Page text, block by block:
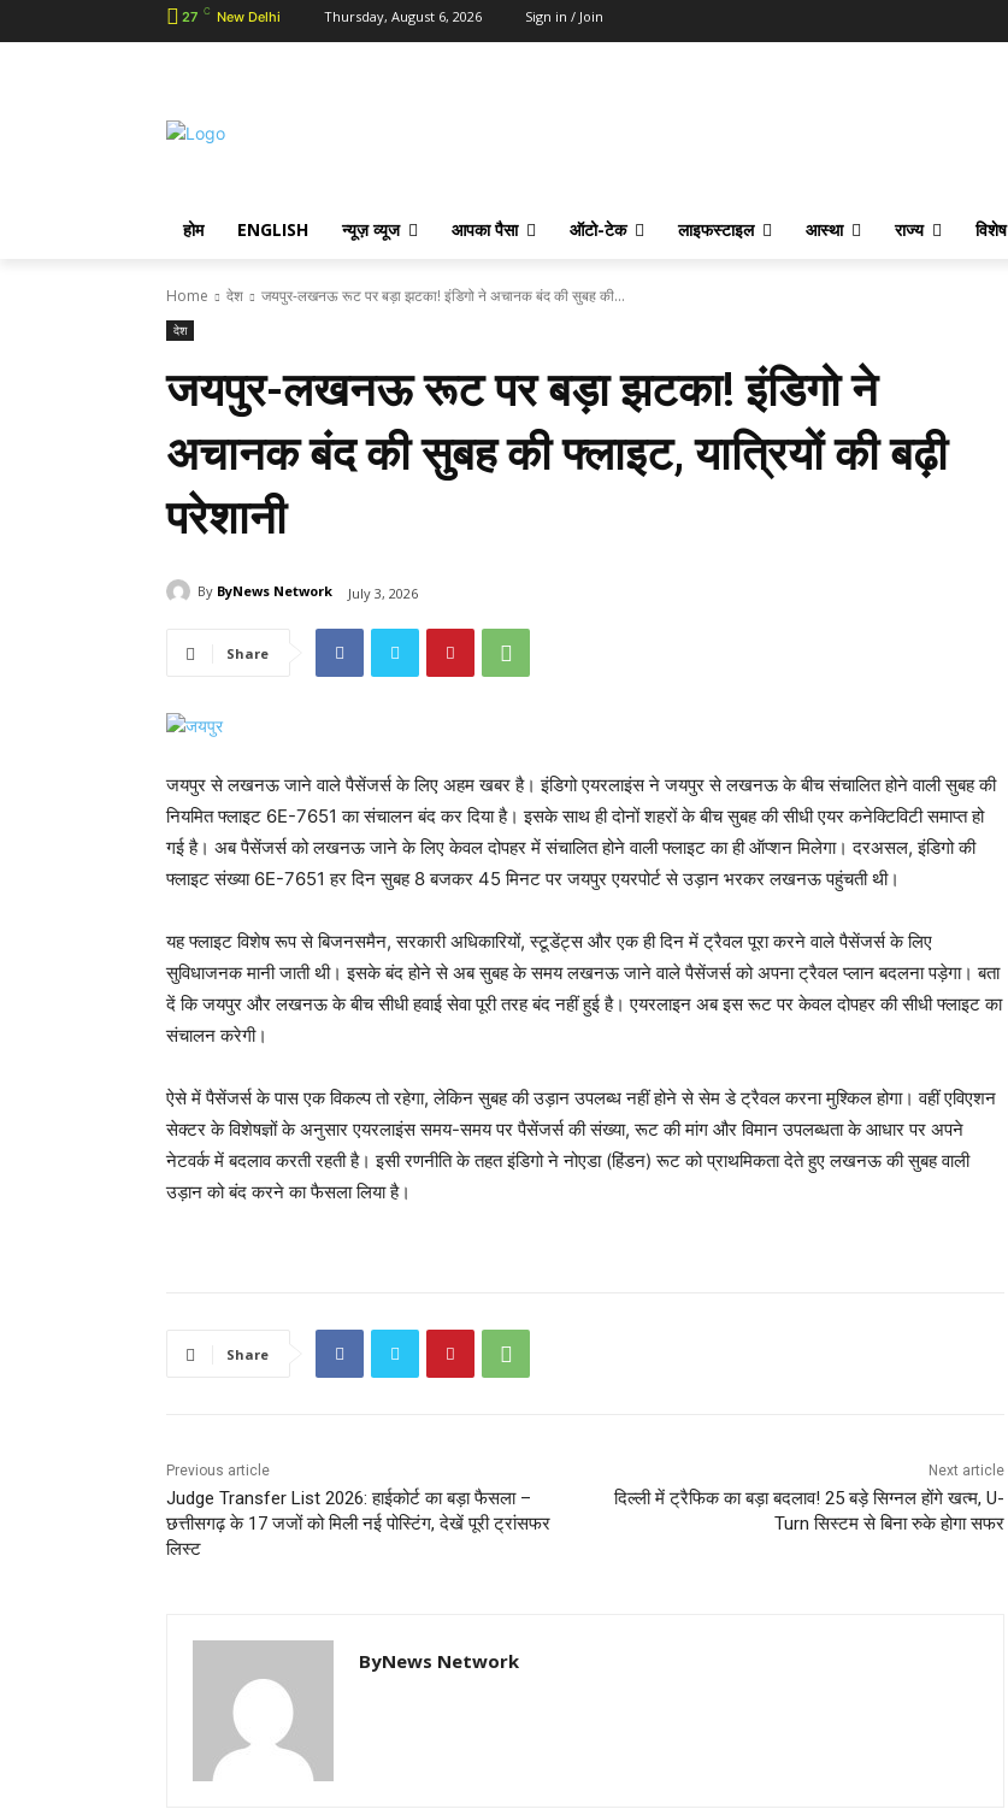
27 C New Delhi Thursday, August 6, 2026 Sign in / Join
होम ENGLISH न्यूज़ व्यूज आपका पैसा ऑटो-टेक लाइफस्टाइल आस्था राज्य विशेष
Home देश जयपुर-लखनऊ रूट पर बड़ा झटका! इंडिगो ने अचानक बंद की सुबह की...
देश
जयपुर-लखनऊ रूट पर बड़ा झटका! इंडिगो ने
अचानक बंद की सुबह की फ्लाइट, यात्रियों की बढ़ी
परेशानी
By ByNews Network July 3, 2026
Share
जयपुर से लखनऊ जाने वाले पैसेंजर्स के लिए अहम खबर है। इंडिगो एयरलाइंस ने जयपुर से लखनऊ के बीच संचालित होने वाली सुबह की
नियमित फ्लाइट 6E-7651 का संचालन बंद कर दिया है। इसके साथ ही दोनों शहरों के बीच सुबह की सीधी एयर कनेक्टिविटी समाप्त हो
गई है। अब पैसेंजर्स को लखनऊ जाने के लिए केवल दोपहर में संचालित होने वाली फ्लाइट का ही ऑप्शन मिलेगा। दरअसल, इंडिगो की
फ्लाइट संख्या 6E-7651 हर दिन सुबह 8 बजकर 45 मिनट पर जयपुर एयरपोर्ट से उड़ान भरकर लखनऊ पहुंचती थी।
यह फ्लाइट विशेष रूप से बिजनसमैन, सरकारी अधिकारियों, स्टूडेंट्स और एक ही दिन में ट्रैवल पूरा करने वाले पैसेंजर्स के लिए
सुविधाजनक मानी जाती थी। इसके बंद होने से अब सुबह के समय लखनऊ जाने वाले पैसेंजर्स को अपना ट्रैवल प्लान बदलना पड़ेगा। बता
दें कि जयपुर और लखनऊ के बीच सीधी हवाई सेवा पूरी तरह बंद नहीं हुई है। एयरलाइन अब इस रूट पर केवल दोपहर की सीधी फ्लाइट का
संचालन करेगी।
ऐसे में पैसेंजर्स के पास एक विकल्प तो रहेगा, लेकिन सुबह की उड़ान उपलब्ध नहीं होने से सेम डे ट्रैवल करना मुश्किल होगा। वहीं एविएशन
सेक्टर के विशेषज्ञों के अनुसार एयरलाइंस समय-समय पर पैसेंजर्स की संख्या, रूट की मांग और विमान उपलब्धता के आधार पर अपने
नेटवर्क में बदलाव करती रहती है। इसी रणनीति के तहत इंडिगो ने नोएडा (हिंडन) रूट को प्राथमिकता देते हुए लखनऊ की सुबह वाली
उड़ान को बंद करने का फैसला लिया है।
Share
Previous article
Judge Transfer List 2026: हाईकोर्ट का बड़ा फैसला –
छत्तीसगढ़ के 17 जजों को मिली नई पोस्टिंग, देखें पूरी ट्रांसफर
लिस्ट
Next article
दिल्ली में ट्रैफिक का बड़ा बदलाव! 25 बड़े सिग्नल होंगे खत्म, U-
Turn सिस्टम से बिना रुके होगा सफर
ByNews Network